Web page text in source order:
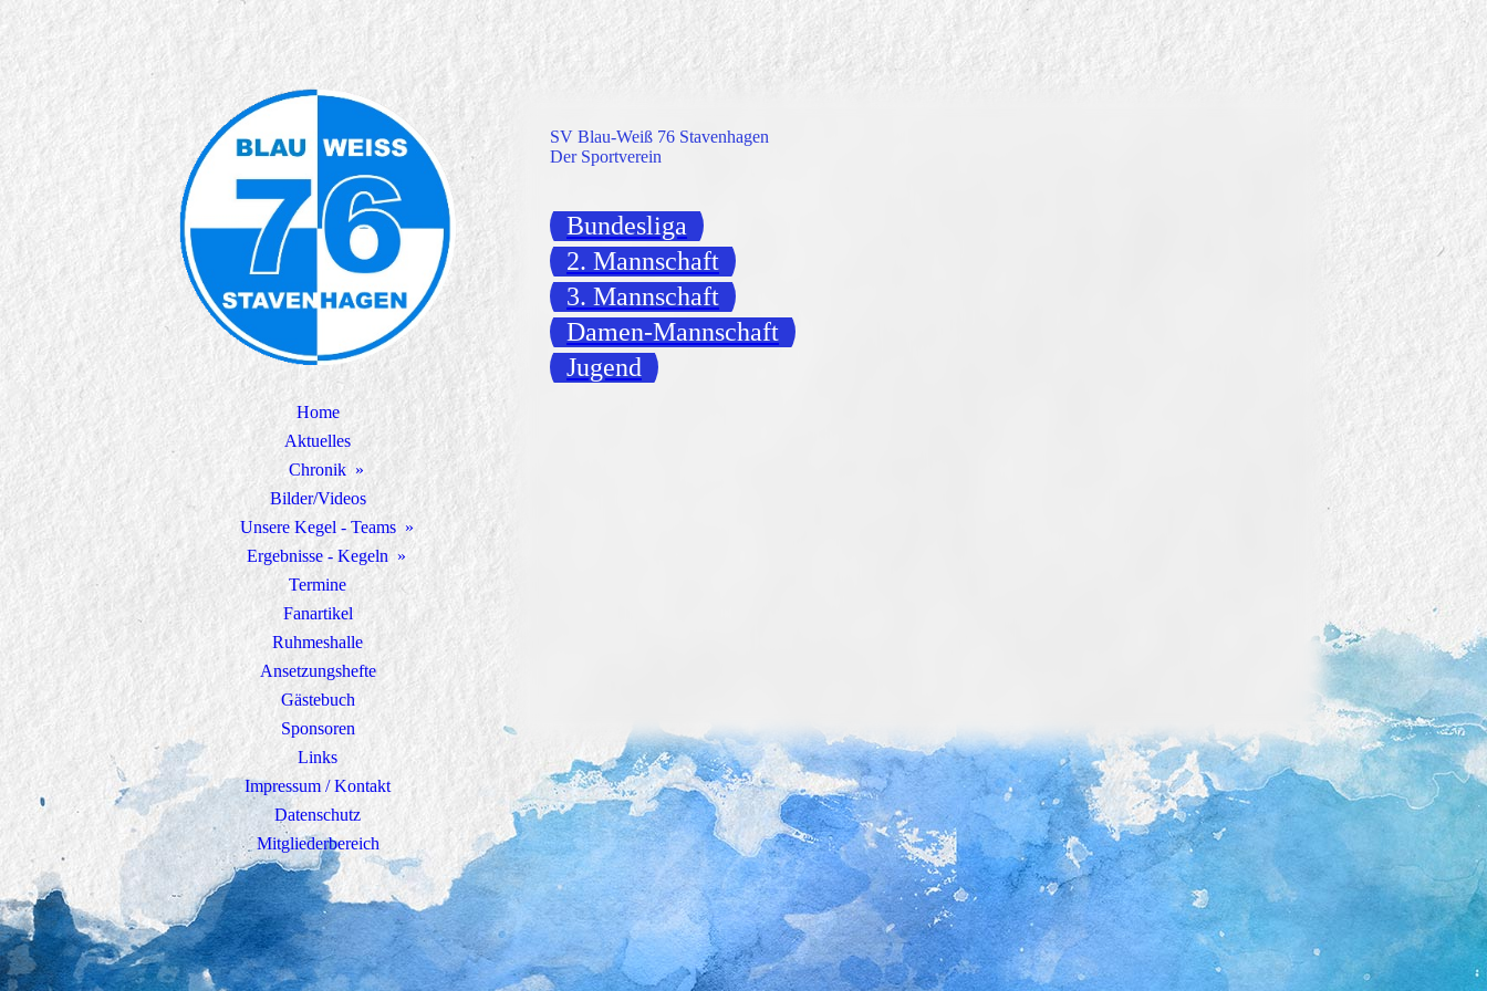
Home
Aktuelles
Chronik
Bilder/Videos
Unsere Kegel - Teams
Ergebnisse - Kegeln
Termine
Fanartikel
Ruhmeshalle
Ansetzungshefte
Gästebuch
Sponsoren
Links
Impressum / Kontakt
Datenschutz
Mitgliederbereich
SV Blau-Weiß 76 Stavenhagen
Der Sportverein
Bundesliga
2. Mannschaft
3. Mannschaft
Damen-Mannschaft
Jugend